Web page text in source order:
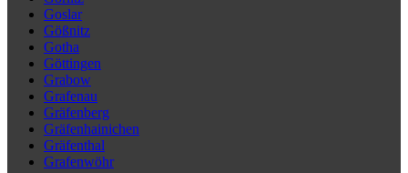
Goslar
Gößnitz
Gotha
Göttingen
Grabow
Grafenau
Gräfenberg
Gräfenhainichen
Gräfenthal
Grafenwöhr